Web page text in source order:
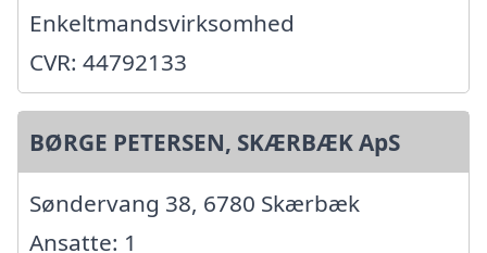
Enkeltmandsvirksomhed
CVR: 44792133
BØRGE PETERSEN, SKÆRBÆK ApS
Søndervang 38, 6780 Skærbæk
Ansatte: 1